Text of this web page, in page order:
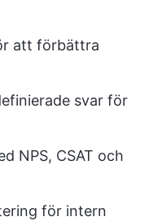
att förbättra
svar för
NPS, CSAT och
för intern